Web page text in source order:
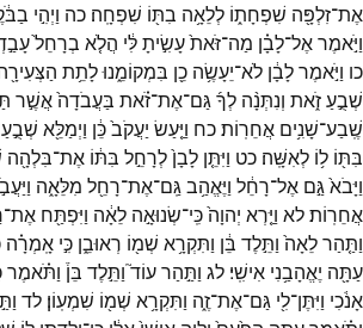
אֶת־זִלְפָּ֖ה שִׁפְחָת֑וֹ לְלֵאָ֥ה בִתּ֖וֹ שִׁפְחָֽה׃ כה וַיְהִ֣י
וַיֹּ֣אמֶראֶל־לָבָ֗ן מַה־זֹּאת֙עָשִׂ֣יתָלִּ֔י הֲלֹ֤א בְרָחֵל֙
כו וַיֹּ֣אמֶרלָבָ֔ן לֹא־יֵעָשֶׂ֥ה כֵ֖ן בִּמְקוֹמֵ֑נוּלָתֵ֥ת
שְׁבֻ֣עַזֹ֑את וְנִתְּנָ֨ה לְךָ֜גַּם־אֶת־זֹ֗את בַּעֲבֹדָה֙אֲשֶׁ֣ר
שֶֽׁבַע־שָׁנִ֥ים אֲחֵרֽוֹת׃כח וַיַּ֤עַשׂ יַעֲקֹב֙כֵּ֔ן וַיְמַלֵּ֖א שְׁבֻ֣עַ
בִּתּ֖וֹ ל֥וֹ לְאִשָּֽׁה׃ כט וַיִּתֵּ֤ן לָבָן֙לְרָחֵ֣ל בִּתּ֔וֹ אֶת־בִּלְהָ֖ה
וַיָּבֹא֙גַּ֣ם אֶל־רָחֵ֔ל וַיֶּאֱהַ֥בגַּֽם־אֶת־רָחֵ֖ל מִלֵּאָ֑ה
אֲחֵרֽוֹת׃לא וַיַּ֤רְא יְהוָה֙כִּֽי־שְׂנוּאָ֣ה לֵאָ֔ה וַיִּפְתַּ֖ח אֶת־
וַתַּ֤הַרלֵאָה֙ וַתֵּ֣לֶד בֵּ֔ן וַתִּקְרָ֥א שְׁמ֖וֹ רְאוּבֵ֑ן כִּ֣י אָֽמְרָ֗ה
עַתָּ֖ה יֶאֱהָבַ֥נִי אִישִֽׁי׃ לג וַתַּ֣הַרעוֹד֮ וַתֵּ֣לֶד בֵּן֒ וַתֹּ֗אמֶר
אָנֹ֔כִי וַיִּתֶּן־לִ֖י גַּם־אֶת־זֶ֑ה וַתִּקְרָ֥א שְׁמ֖וֹ שִׁמְעֽוֹן׃ לד